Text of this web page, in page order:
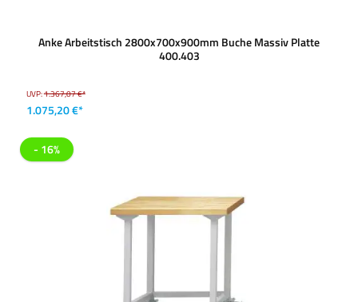
Anke Arbeitstisch 2800x700x900mm Buche Massiv Platte
400.403
UVP:1.367,07 €*
1.075,20 €*
- 16%